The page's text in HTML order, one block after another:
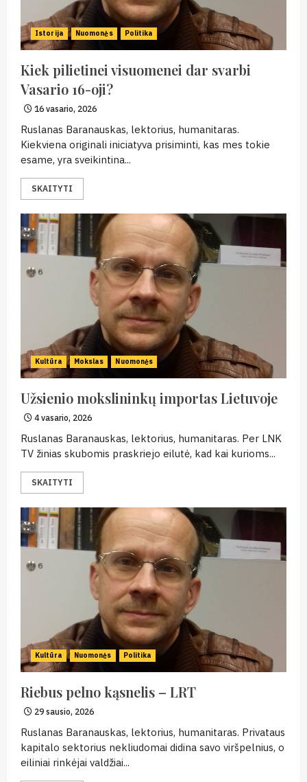
Istorija Nuomonės Politika
Kiek pilietinei visuomenei dar svarbi
Vasario 16-oji?
16 vasario, 2026
Ruslanas Baranauskas, lektorius, humanitaras.
Kiekviena originali iniciatyva prisiminti, kas mes tokie
esame, yra sveikintina...
SKAITYTI
Kultūra Mokslas Nuomonės
Užsienio mokslininkų importas Lietuvoje
4 vasario, 2026
Ruslanas Baranauskas, lektorius, humanitaras. Per LNK
TV žinias skubomis praskriejo eilutė, kad kai kurioms...
SKAITYTI
Kultūra Nuomonės Politika
Riebus pelno kąsnelis – LRT
29 sausio, 2026
Ruslanas Baranauskas, lektorius, humanitaras. Privataus
kapitalo sektorius nekliudomai didina savo viršpelnius, o
eiliniai rinkėjai valdžiai...